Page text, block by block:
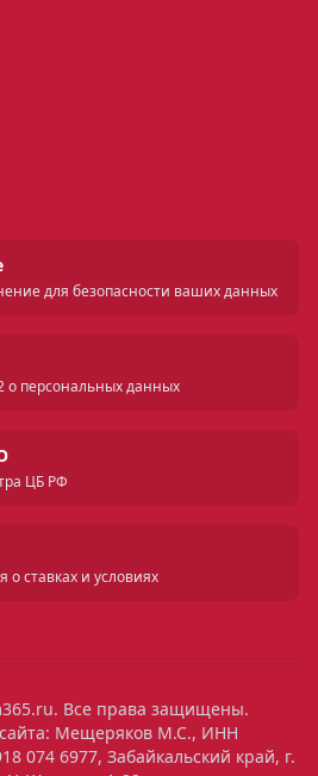
для безопасности ваших данных
о персональных данных
ЦБ РФ
ставках и условиях
Все права защищены.
Мещеряков М.С., ИНН
074 6977, Забайкальский край, г.